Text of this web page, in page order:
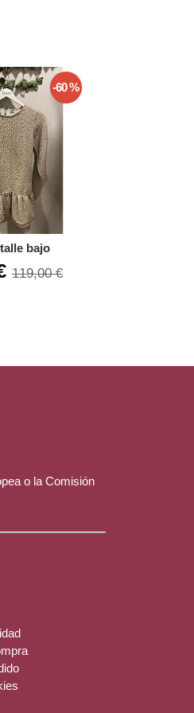
-60 %
bajo
119,00 €
o la Comisión